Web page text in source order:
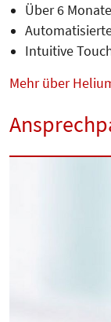
Über 6
Intuitive
Mehr über